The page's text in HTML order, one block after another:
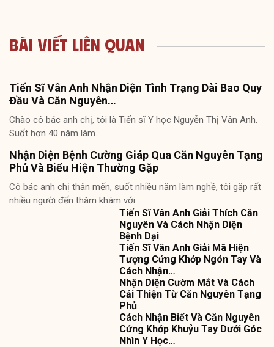
Bài Viết Liên Quan
Tiến Sĩ Vân Anh Nhận Diện Tình Trạng Dài Bao Quy
Đầu Và Căn Nguyên…
Chào cô bác anh chị, tôi là Tiến sĩ Y học Nguyễn Thị Vân Anh.
Suốt hơn 40 năm làm…
Nhận Diện Bệnh Cường Giáp Qua Căn Nguyên Tạng
Phủ Và Biểu Hiện Thường Gặp
Cô bác anh chị thân mến, suốt nhiều năm làm nghề, tôi gặp rất
nhiều người đến thăm khám với…
Tiến Sĩ Vân Anh Giải Thích Căn
Nguyên Và Cách Nhận Diện
Bệnh Dại
Tiến Sĩ Vân Anh Giải Mã Hiện
Tượng Cứng Khớp Ngón Tay Và
Cách Nhận…
Nhận Diện Cườm Mắt Và Cách
Cải Thiện Từ Căn Nguyên Tạng
Phủ
Cách Nhận Biết Và Căn Nguyên
Cứng Khớp Khuỷu Tay Dưới Góc
Nhìn Y Học…